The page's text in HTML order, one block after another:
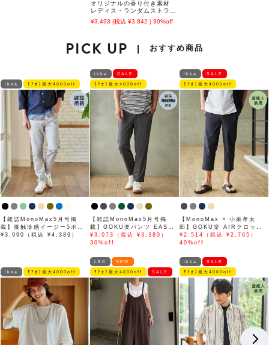
オリジナルの香り付き素材
レディス・ランダムストライ
プジャガードカットソー羽織
3,493 3,842 30%off
PICK UP | おすすめ商品
ikka ﾓｱｵﾌ最大4000off
【雑誌MonoMax5月号掲
載】接触冷感イージー5ポケ
ット
¥3,990（税込 ¥4,389）
ikka SALE
ﾓｱｵﾌ最大4000off
【雑誌MonoMax5月号掲
載】GOKU楽パンツ EASY
STRETCH 冷感アンクル
【接触冷感】「小泉孝太郎さ
¥3,073（税込 ¥3,380）
30%off
ikka SALE
ﾓｱｵﾌ最大4000off
【MonoMax × 小泉孝太
郎】GOKU楽 AIRクロップ
ドパンツ「小泉孝太郎さん着
用モデル」
¥2,514（税込 ¥2,765）
40%off
ikka ﾓｱｵﾌ最大4000off
LBC NEW
ﾓｱｵﾌ最大4000off SALE
ikka SALE
ﾓｱｵﾌ最大4000off